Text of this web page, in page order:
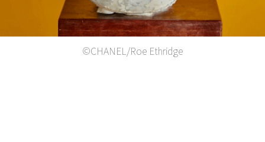
©CHANEL/Roe Ethridge